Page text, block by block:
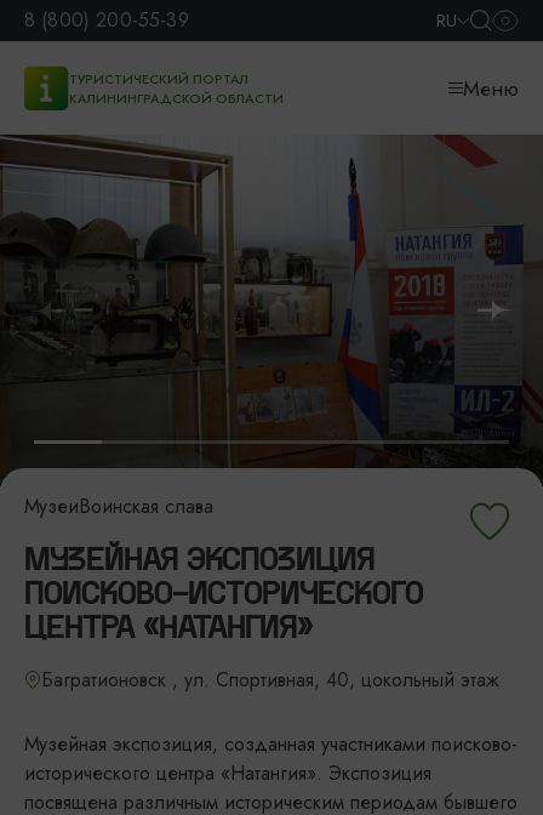
8 (800) 200-55-39 RU
ТУРИСТИЧЕСКИЙ ПОРТАЛ
КАЛИНИНГРАДСКОЙ ОБЛАСТИ
Меню
МузеиВоинская слава
МУЗЕЙНАЯ ЭКСПОЗИЦИЯ
ПОИСКОВО-ИСТОРИЧЕСКОГО
ЦЕНТРА «НАТАНГИЯ»
Багратионовск , ул. Спортивная, 40, цокольный этаж
Музейная экспозиция, созданная участниками поисково-
исторического центра «Натангия». Экспозиция
посвящена различным историческим периодам бывшего